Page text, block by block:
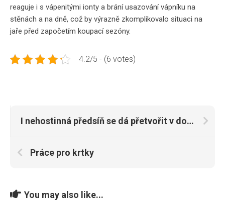
reaguje i s vápenitými ionty a brání usazování vápníku na
stěnách a na dně, což by výrazně zkomplikovalo situaci na
jaře před započetím koupací sezóny.
4.2/5 - (6 votes)
I nehostinná předsíň se dá přetvořit v dokonalý skvost
Práce pro krtky
You may also like...